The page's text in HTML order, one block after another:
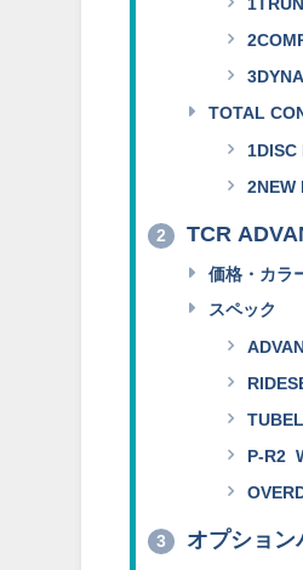
TOTAL
1DISC
2NEW
2 TCR
価格・カラ
スペック
P-R2
3 オプション